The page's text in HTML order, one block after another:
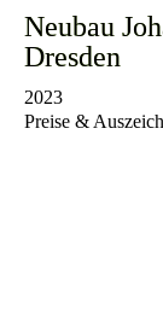
Neubau
Dresden
2023
Preise &